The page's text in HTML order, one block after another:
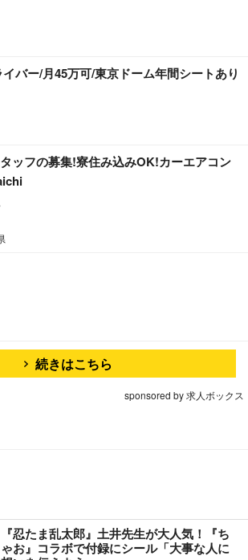
バー/月45万可/東京ドーム年間シートあり
ッフの募集!寮住み込みOK!カーエアコン
続きはこちら
sponsored by 求人ボックス
『忍たま乱太郎』土井先生が大人気！『ち
ゃお』コラボで付録にシール「大事な人に